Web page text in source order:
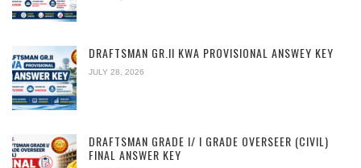
DRAFTSMAN GR.II KWA PROVISIONAL ANSWEY KEY
JULY 28, 2026
DRAFTSMAN GRADE I/ I GRADE OVERSEER (CIVIL)
FINAL ANSWER KEY